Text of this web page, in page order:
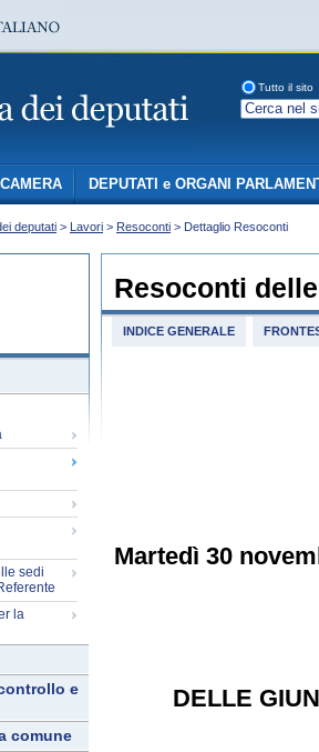
Tutto il sito
DEPUTATI e ORGANI
deputati > Lavori > Resoconti > Dettaglio Resoconti
sedi
la
e
comune
Resoconti
INDICE GENERALE
Martedì 30
DELLE